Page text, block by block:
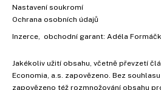
Nastavení soukromí
Ochrana osobních údajů
Inzerce , obchodní garant: Adéla
Jakékoliv užití obsahu, včetně převzetí
Economia, a.s. zapovězeno. Bez
zapovězeno též rozmnožování obsahu